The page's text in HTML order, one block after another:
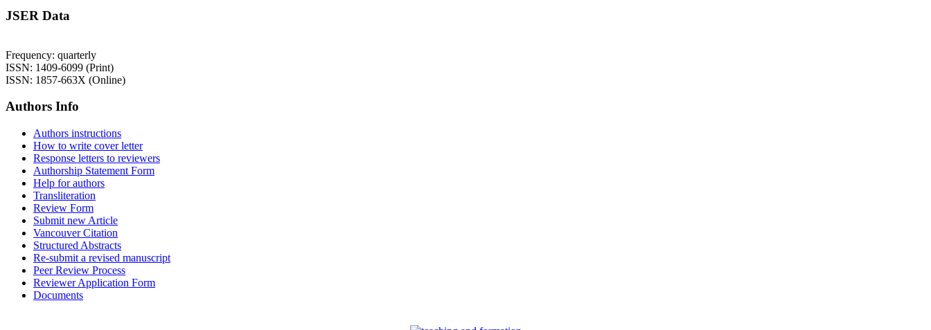
JSER Data
Frequency: quarterly
ISSN: 1409-6099 (Print)
ISSN: 1857-663X (Online)
Authors Info
Authors instructions
How to write cover letter
Response letters to reviewers
Authorship Statement Form
Help for authors
Transliteration
Review Form
Submit new Article
Vancouver Citation
Structured Abstracts
Re-submit a revised manuscript
Peer Review Process
Reviewer Application Form
Documents